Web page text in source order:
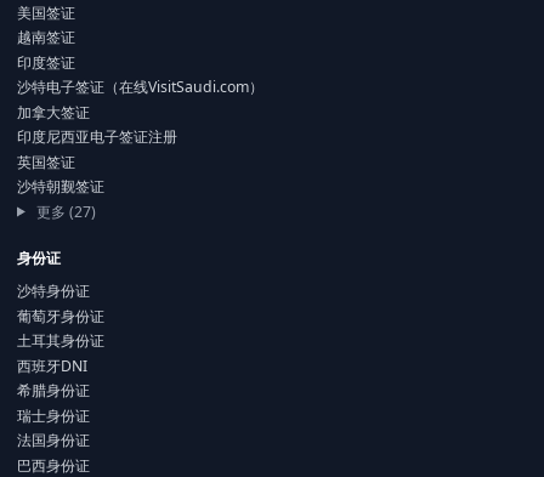
美国签证
越南签证
印度签证
沙特电子签证（在线VisitSaudi.com）
加拿大签证
印度尼西亚电子签证注册
英国签证
沙特朝觐签证
更多 (27)
身份证
沙特身份证
葡萄牙身份证
土耳其身份证
西班牙DNI
希腊身份证
瑞士身份证
法国身份证
巴西身份证